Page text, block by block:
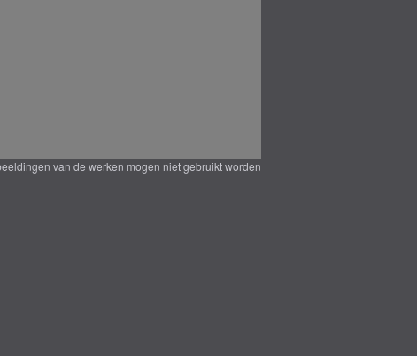
van de werken mogen niet gebruikt worden